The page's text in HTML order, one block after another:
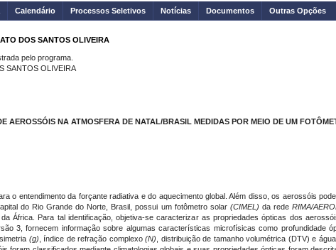
Calendário Processos Seletivos Notícias Documentos Outras Opções
DOS SANTOS OLIVEIRA
pelo programa.
SANTOS OLIVEIRA
AEROSSÓIS NA ATMOSFERA DE NATAL/BRASIL MEDIDAS POR MEIO DE UM
o entendimento da forçante radiativa e do aquecimento global. Além disso, os aerossóis
do Rio Grande do Norte, Brasil, possui um fotômetro solar (CIMEL) da redeRIMA/
África. Para tal identificação, objetiva-se caracterizar as propriedades ópticas dos
3, fornecem informação sobre algumas características microfísicas como profundidade
(g) , índice de refração complexo(N)
, distribuição de tamanho volumétrica (DTV) e